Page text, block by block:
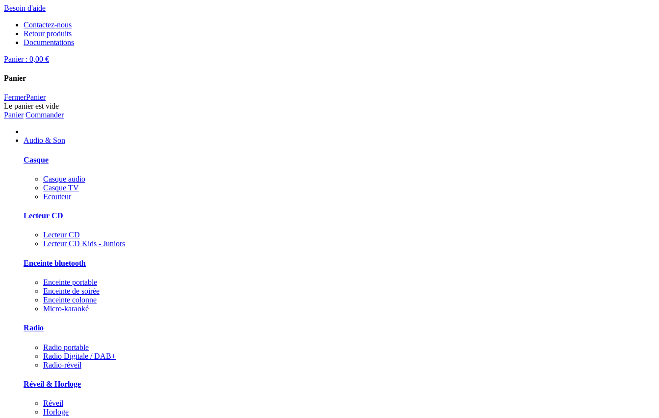
Besoin d'aide
Contactez-nous
Retour produits
Documentations
Panier : 0,00 €
Panier
FermerPanier
Le panier est vide
Panier Commander
Audio & Son
Casque
Casque audio
Casque TV
Ecouteur
Lecteur CD
Lecteur CD
Lecteur CD Kids - Juniors
Enceinte bluetooth
Enceinte portable
Enceinte de soirée
Enceinte colonne
Micro-karaoké
Radio
Radio portable
Radio Digitale / DAB+
Radio-réveil
Réveil & Horloge
Réveil
Horloge